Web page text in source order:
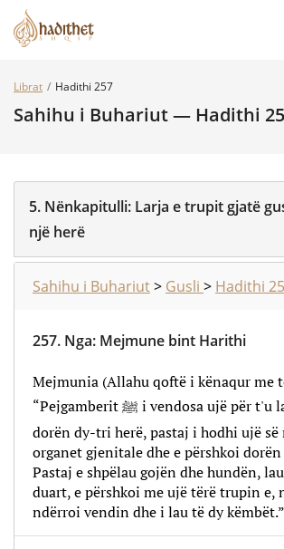
Librat Hadithi 257
Sahihu i Buhariut — Hadithi
5. Nënkapitulli: Larja e trupit gjatë
një herë
Sahihu i Buhariut> Gusli > Hadithi
257. Nga: Mejmune bint Harithi
Mejmunia (Allahu qoftë i kënaqur me
“Pejgamberit ﷺ i vendosa ujë për t'u larë. Ai e lau
dorën dy-tri herë, pastaj i hodhi ujë së
organet gjenitale dhe e përshkoi dorën
Pastaj e shpëlau gojën dhe hundën,
duart, e përshkoi me ujë tërë trupin e,
ndërroi vendin dhe i lau të dy këmbët.”